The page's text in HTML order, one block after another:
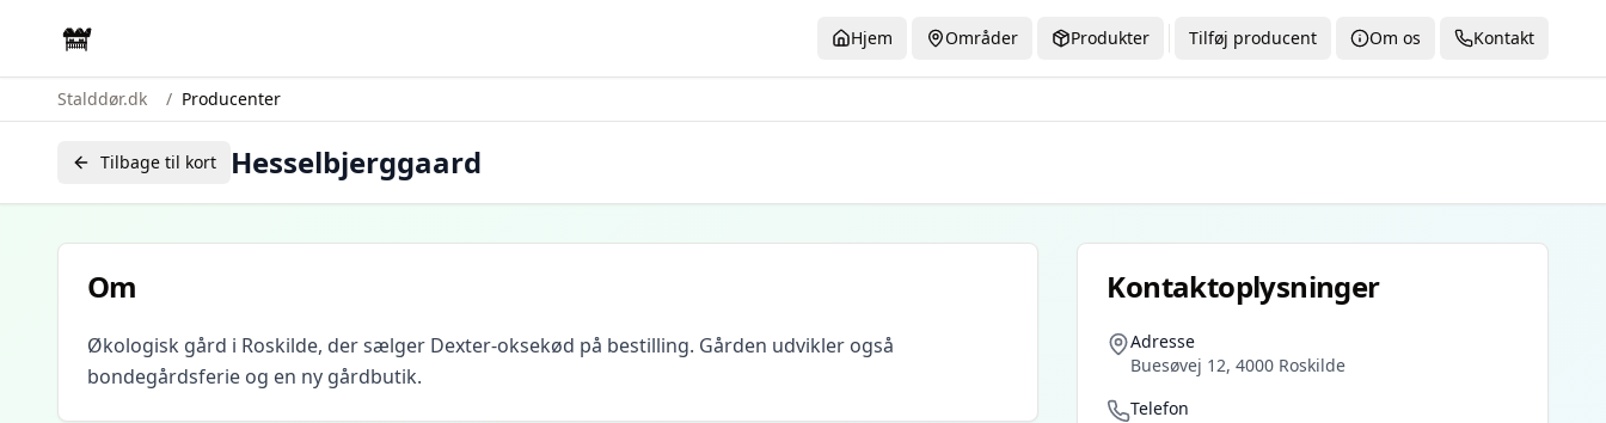
Hjem Områder Produkter Tilføj producent Om os Kontakt
Stalddør.dk / Producenter
Tilbage til kort Hesselbjerggaard
Om
Økologisk gård i Roskilde, der sælger Dexter-oksekød på bestilling. Gården udvikler også
bondegårdsferie og en ny gårdbutik.
Kontaktoplysninger
Adresse
Buesøvej 12, 4000 Roskilde
Telefon